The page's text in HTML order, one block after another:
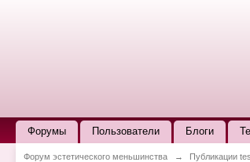
Форумы Пользователи Блоги
Форум эстетического меньшинства → Публикации